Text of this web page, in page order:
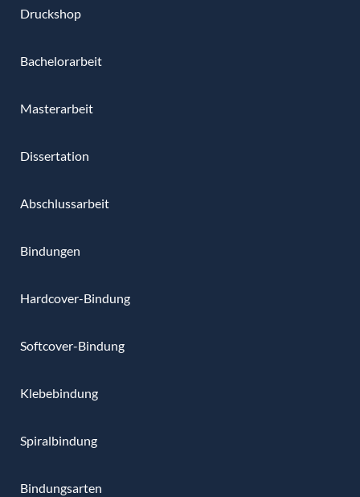
Druckshop
Bachelorarbeit
Masterarbeit
Dissertation
Abschlussarbeit
Bindungen
Hardcover-Bindung
Softcover-Bindung
Klebebindung
Spiralbindung
Bindungsarten